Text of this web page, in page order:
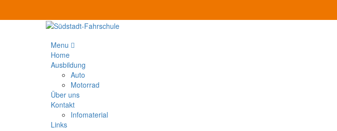
Menu
Home
Ausbildung
Auto
Motorrad
Über uns
Kontakt
Infomaterial
Links